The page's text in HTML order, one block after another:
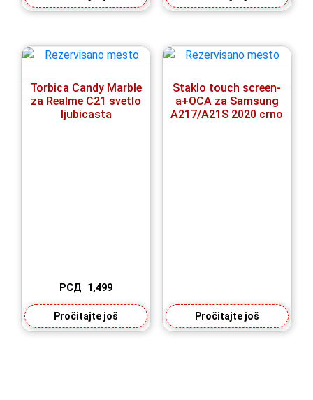
Torbica Candy Marble
za Realme C21 svetlo
ljubicasta
РСД 1,499
Pročitajte još
Staklo touch screen-
a+OCA za Samsung
A217/A21S 2020 crno
Pročitajte još